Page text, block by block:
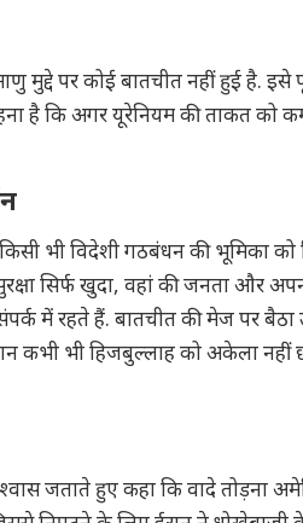
मुद्दे पर कोई बातचीत नहीं हुई है.
है कि अगर यूरेनियम की ताकत को
किसी भी विदेशी गठबंधन की भूमिका
सिर्फ खुदा, वहां की जनता और
में रहते हैं. बातचीत की मेज पर बैठा
कभी भी हिजबुल्लाह को अकेला नहीं
जताते हुए कहा कि वादे तोड़ना